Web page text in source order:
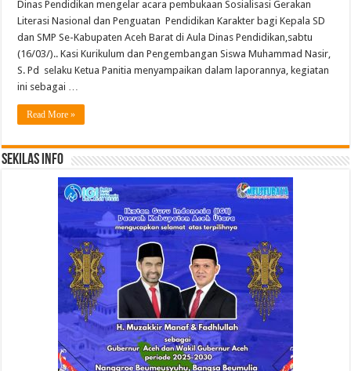
Dinas Pendidikan mengelar acara pembukaan Sosialisasi Gerakan
Literasi Nasional dan Penguatan Pendidikan Karakter bagi Kepala SD
dan SMP Se-Kabupaten Aceh Barat di Aula Dinas Pendidikan,sabtu
(16/03/).. Kasi Kurikulum dan Pengembangan Siswa Muhammad Nasir,
S. Pd selaku Ketua Panitia menyampaikan dalam laporannya, kegiatan
ini sebagai …
Read More »
Sekilas Info